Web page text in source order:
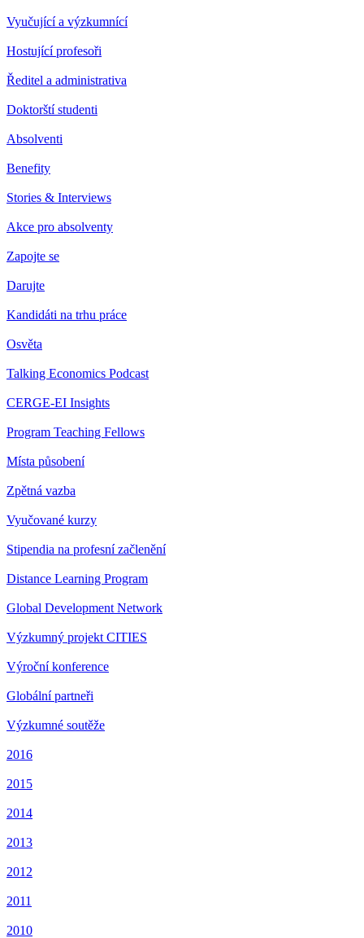
Vyučující a výzkumnící
Hostující profesoři
Ředitel a administrativa
Doktorští studenti
Absolventi
Benefity
Stories & Interviews
Akce pro absolventy
Zapojte se
Darujte
Kandidáti na trhu práce
Osvěta
Talking Economics Podcast
CERGE-EI Insights
Program Teaching Fellows
Místa působení
Zpětná vazba
Vyučované kurzy
Stipendia na profesní začlenění
Distance Learning Program
Global Development Network
Výzkumný projekt CITIES
Výroční konference
Globální partneři
Výzkumné soutěže
2016
2015
2014
2013
2012
2011
2010